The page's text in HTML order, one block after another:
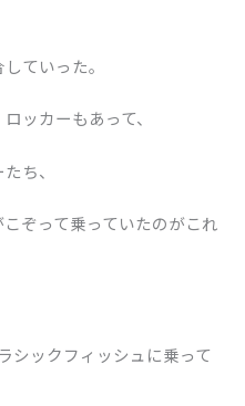
ていった。
ッカーもあって、
ち、
ぞって乗っていたのがこれ
シックフィッシュに乗って